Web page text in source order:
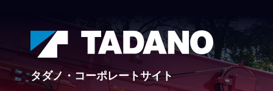
タダノ・コーポレートサイト